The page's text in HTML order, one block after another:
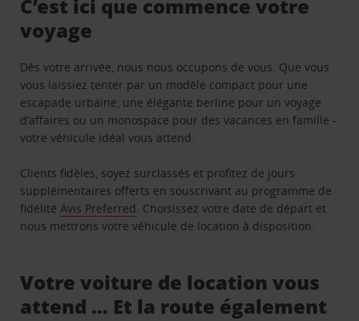
C’est ici que commence votre
voyage
Dès votre arrivée, nous nous occupons de vous. Que vous
vous laissiez tenter par un modèle compact pour une
escapade urbaine, une élégante berline pour un voyage
d’affaires ou un monospace pour des vacances en famille -
votre véhicule idéal vous attend.
Clients fidèles, soyez surclassés et profitez de jours
supplémentaires offerts en souscrivant au programme de
fidélitéAvis Preferred. Choisissez votre date de départ et
nous mettrons votre véhicule de location à disposition.
Votre voiture de location vous
attend … Et la route également